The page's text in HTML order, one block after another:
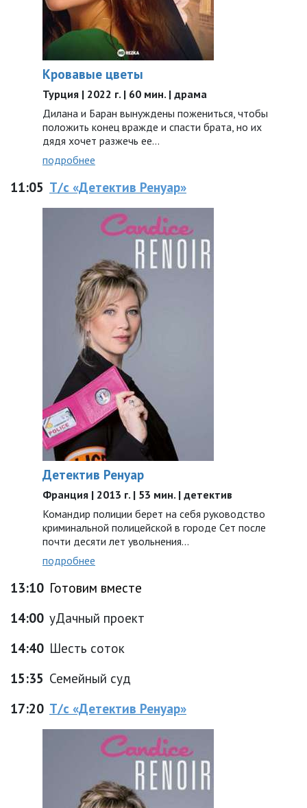
Кровавые цветы
Турция | 2022 г. | 60 мин. | драма
Дилана и Баран вынуждены пожениться, чтобы
положить конец вражде и спасти брата, но их
дядя хочет разжечь ее…
подробнее
11:05 Т/с «Детектив Ренуар»
Детектив Ренуар
Франция | 2013 г. | 53 мин. | детектив
Командир полиции берет на себя руководство
криминальной полицейской в городе Сет после
почти десяти лет увольнения…
подробнее
13:10 Готовим вместе
14:00 уДачный проект
14:40 Шесть соток
15:35 Семейный суд
17:20 Т/с «Детектив Ренуар»